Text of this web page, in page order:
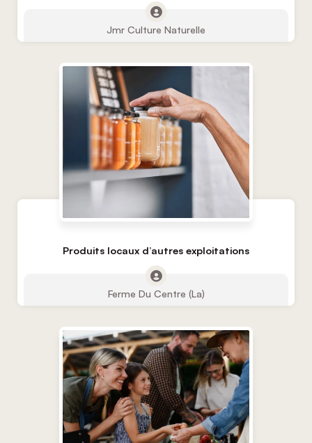
Jmr Culture Naturelle
Produits locaux d’autres exploitations
Ferme Du Centre (La)